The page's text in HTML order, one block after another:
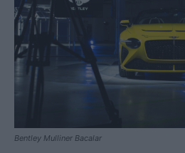
Bentley Mulliner Bacalar